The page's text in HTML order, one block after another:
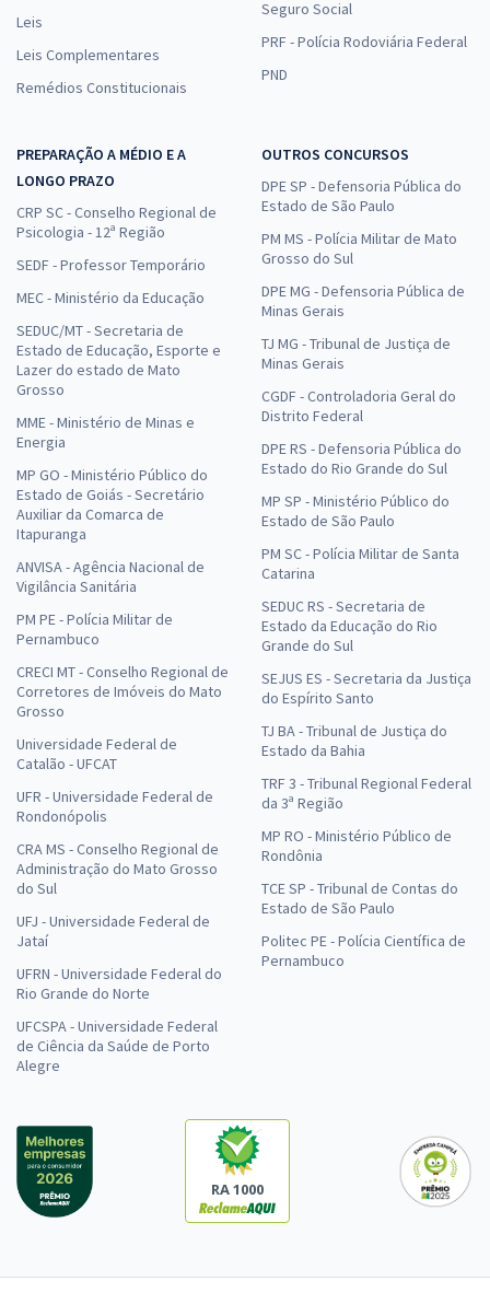
Leis
Leis Complementares
Remédios Constitucionais
Seguro Social
PRF - Polícia Rodoviária Federal
PND
PREPARAÇÃO A MÉDIO E A
LONGO PRAZO
CRP SC - Conselho Regional de
Psicologia - 12ª Região
SEDF - Professor Temporário
MEC - Ministério da Educação
SEDUC/MT - Secretaria de
Estado de Educação, Esporte e
Lazer do estado de Mato
Grosso
MME - Ministério de Minas e
Energia
MP GO - Ministério Público do
Estado de Goiás - Secretário
Auxiliar da Comarca de
Itapuranga
ANVISA - Agência Nacional de
Vigilância Sanitária
PM PE - Polícia Militar de
Pernambuco
CRECI MT - Conselho Regional de
Corretores de Imóveis do Mato
Grosso
Universidade Federal de
Catalão - UFCAT
UFR - Universidade Federal de
Rondonópolis
CRA MS - Conselho Regional de
Administração do Mato Grosso
do Sul
UFJ - Universidade Federal de
Jataí
UFRN - Universidade Federal do
Rio Grande do Norte
UFCSPA - Universidade Federal
de Ciência da Saúde de Porto
Alegre
OUTROS CONCURSOS
DPE SP - Defensoria Pública do
Estado de São Paulo
PM MS - Polícia Militar de Mato
Grosso do Sul
DPE MG - Defensoria Pública de
Minas Gerais
TJ MG - Tribunal de Justiça de
Minas Gerais
CGDF - Controladoria Geral do
Distrito Federal
DPE RS - Defensoria Pública do
Estado do Rio Grande do Sul
MP SP - Ministério Público do
Estado de São Paulo
PM SC - Polícia Militar de Santa
Catarina
SEDUC RS - Secretaria de
Estado da Educação do Rio
Grande do Sul
SEJUS ES - Secretaria da Justiça
do Espírito Santo
TJ BA - Tribunal de Justiça do
Estado da Bahia
TRF 3 - Tribunal Regional Federal
da 3ª Região
MP RO - Ministério Público de
Rondônia
TCE SP - Tribunal de Contas do
Estado de São Paulo
Politec PE - Polícia Científica de
Pernambuco
RA 1000